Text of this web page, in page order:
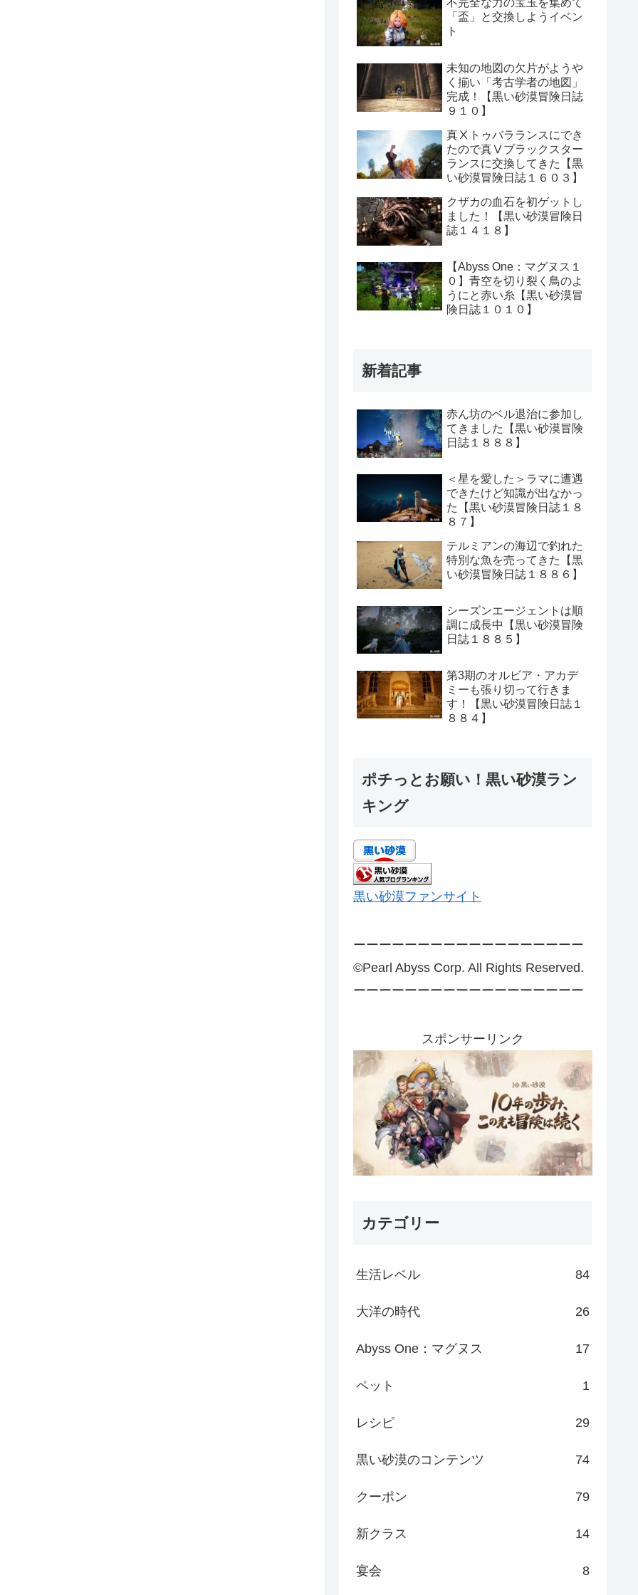
不完全な力の宝玉を集めて
「盃」と交換しようイベン
ト
未知の地図の欠片がようや
く揃い「考古学者の地図」
完成！【黒い砂漠冒険日誌
９１０】
真Ⅹトゥバラランスにでき
たので真Ⅴブラックスター
ランスに交換してきた【黒
い砂漠冒険日誌１６０３】
クザカの血石を初ゲットし
ました！【黒い砂漠冒険日
誌１４１８】
【Abyss One：マグヌス１
０】青空を切り裂く鳥のよ
うにと赤い糸【黒い砂漠冒
険日誌１０１０】
新着記事
赤ん坊のベル退治に参加し
てきました【黒い砂漠冒険
日誌１８８８】
＜星を愛した＞ラマに遭遇
できたけど知識が出なかっ
た【黒い砂漠冒険日誌１８
８７】
テルミアンの海辺で釣れた
特別な魚を売ってきた【黒
い砂漠冒険日誌１８８６】
シーズンエージェントは順
調に成長中【黒い砂漠冒険
日誌１８８５】
第3期のオルビア・アカデ
ミーも張り切って行きま
す！【黒い砂漠冒険日誌１
８８４】
ポチっとお願い！黒い砂漠ラン
キング
黒い砂漠ファンサイト
ーーーーーーーーーーーーーーーーーー
©Pearl Abyss Corp. All Rights Reserved.
ーーーーーーーーーーーーーーーーーー
スポンサーリンク
カテゴリー
生活レベル 84
大洋の時代 26
Abyss One：マグヌス 17
ペット 1
レシピ 29
黒い砂漠のコンテンツ 74
クーポン 79
新クラス 14
宴会 8